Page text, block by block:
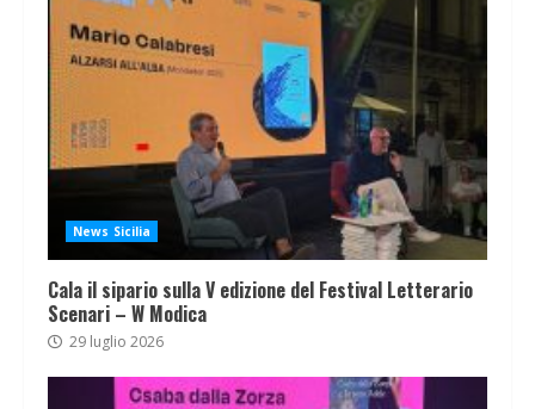
News Sicilia
Cala il sipario sulla V edizione del Festival Letterario
Scenari – W Modica
29 luglio 2026